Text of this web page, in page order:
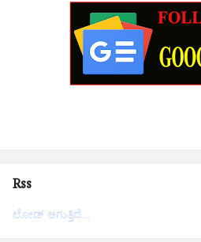
Rss
ಲೋಡ್ ಆಗುತ್ತಿದೆ...